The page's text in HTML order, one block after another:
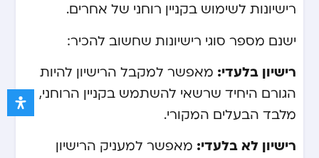
רישיונות לשימוש בקניין רוחני של אחרים.
ישנם מספר סוגי רישיונות שחשוב להכיר:
רישיון בלעדי: מאפשר למקבל הרישיון להיות
הגורם היחיד שרשאי להשתמש בקניין הרוחני,
מלבד הבעלים המקורי.
רישיון לא בלעדי: מאפשר למעניק הרישיון